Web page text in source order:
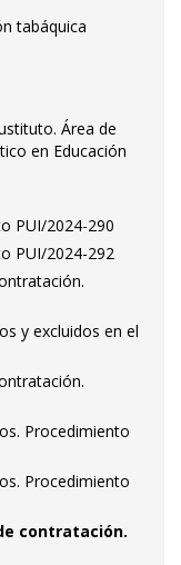
tabáquica
Área de
en Educación
PUI/2024-290
PUI/2024-292
y excluidos en el
Procedimiento
Procedimiento
contratación.